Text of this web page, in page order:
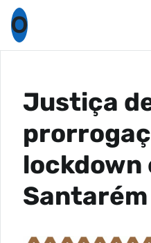
O
Justiça
lockdown
Santarém